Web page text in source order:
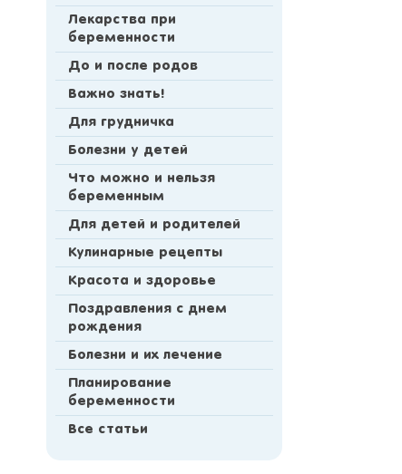
Лекарства при
беременности
До и после родов
Важно знать!
Для грудничка
Болезни у детей
Что можно и нельзя
беременным
Для детей и родителей
Кулинарные рецепты
Красота и здоровье
Поздравления с днем
рождения
Болезни и их лечение
Планирование
беременности
Все статьи